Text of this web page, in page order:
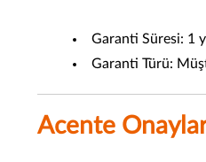
Garanti Süresi: 1
Garanti Türü:
Acente